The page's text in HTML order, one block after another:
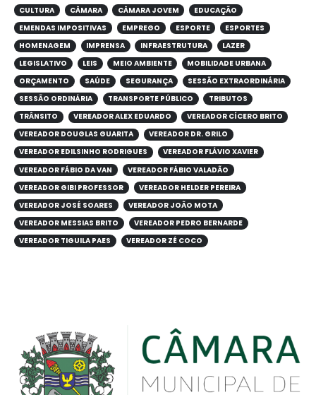
CULTURA
CÂMARA CÂMARA JOVEM
EDUCAÇÃO
EMENDAS IMPOSITIVAS
EMPREGO ESPORTE
ESPORTES
HOMENAGEM
IMPRENSA INFRAESTRUTURA
LAZER
LEGISLATIVO
LEIS MEIO AMBIENTE
MOBILIDADE URBANA
ORÇAMENTO
SAÚDE SEGURANÇA
SESSÃO EXTRAORDINÁRIA
SESSÃO ORDINÁRIA
TRANSPORTE PÚBLICO
TRIBUTOS
TRÂNSITO
VEREADOR ALEX EDUARDO
VEREADOR CÍCERO BRITO
VEREADOR DOUGLAS GUARITA
VEREADOR DR. GRILO
VEREADOR EDILSINHO RODRIGUES
VEREADOR FLÁVIO XAVIER
VEREADOR FÁBIO DA VAN
VEREADOR FÁBIO VALADÃO
VEREADOR GIBI PROFESSOR
VEREADOR HELDER PEREIRA
VEREADOR JOSÉ SOARES
VEREADOR JOÃO MOTA
VEREADOR MESSIAS BRITO
VEREADOR PEDRO BERNARDE
VEREADOR TIGUILA PAES
VEREADOR ZÉ COCO